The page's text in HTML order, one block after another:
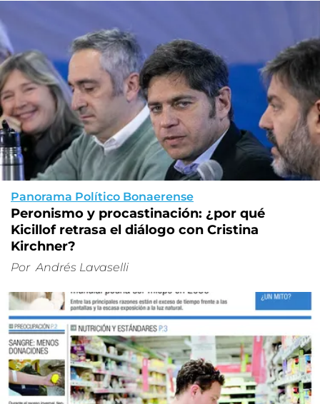
Panorama Político Bonaerense
Peronismo y procastinación: ¿por qué
Kicillof retrasa el diálogo con Cristina
Kirchner?
Por Andrés Lavaselli